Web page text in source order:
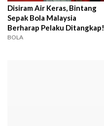
Disiram Air Keras, Bintang
Sepak Bola Malaysia
Berharap Pelaku Ditangkap!
BOLA